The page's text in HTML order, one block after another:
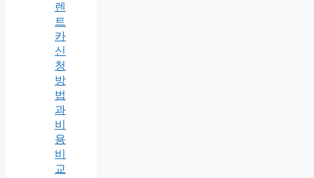
렌
트
카
신
청
방
법
과
비
용
비
교